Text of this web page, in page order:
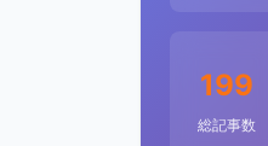
199
総記事数